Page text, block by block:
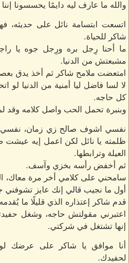
والله ما عارف ليه دايمًا يحسسونا
اتسعت ابتسامة نائل على حديثه،
شاكر للحياة.
ما أحنا رِجل بره ورِجل جوه يا
مشبعتش من الدنيا.
امتعضت ملامح شاكر ثم أخذ يدق
لا لسا فاضل ليا أمنية من الدنيا
كل حاجه.
وبنبرة تحمل الحب واصل كلامه وقد
نفسي اشوف صالح زي زمان، نفسي
ظلمته يا نائل لكن اعمل إيه
العيلة وترابطها.
ثم أخفض رأسه بخزي وآسف.
سامحني على كلامي أخر مرة معاك،
أول ما نجيب قالي إنك عايز
قدم شاكر إعتذاره الذي قليلًا ما
اعتبرني مقولتش حاجه، وشغل
إنها تشتغل في شركتي.
أنا موافق يا شاكر على عرضك
لحفيدك.